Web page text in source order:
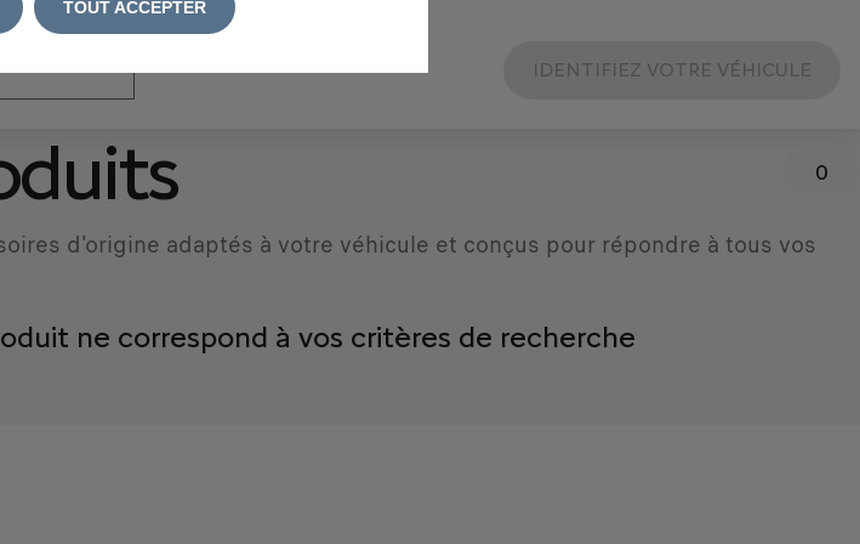
IDENTIFIEZ VOTRE VÉHICULE
0
d'origine adaptés à votre véhicule et conçus pour répondre à tous vos
ne correspond à vos critères de recherche
TOUT ACCEPTER